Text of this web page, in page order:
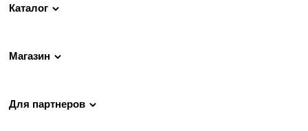
Каталог
Магазин
Для партнеров